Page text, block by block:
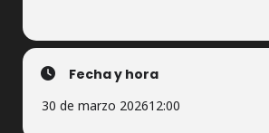
Fecha y hora
30 de marzo 202612:00